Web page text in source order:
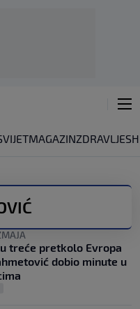
MAGAZINZDRAVLJE
treće pretkolo Evropa
dobio minute u